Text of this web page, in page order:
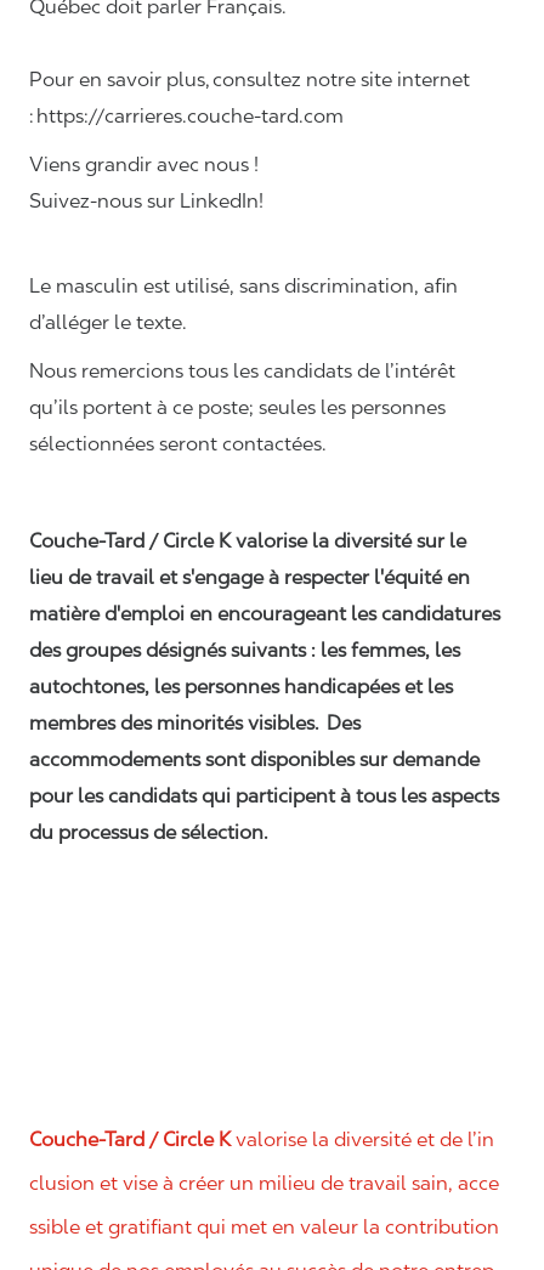
Québec doit parler Français.
Pour en savoir plus, consultez notre site internet
: https://carrieres.couche-tard.com
Viens grandir avec nous !
Suivez-nous sur LinkedIn!
Le masculin est utilisé, sans discrimination, afin
d’alléger le texte.
Nous remercions tous les candidats de l’intérêt
qu’ils portent à ce poste; seules les personnes
sélectionnées seront contactées.
Couche-Tard / Circle K valorise la diversité sur le
lieu de travail et s'engage à respecter l'équité en
matière d'emploi en encourageant les candidatures
des groupes désignés suivants : les femmes, les
autochtones, les personnes handicapées et les
membres des minorités visibles. Des
accommodements sont disponibles sur demande
pour les candidats qui participent à tous les aspects
du processus de sélection.
Couche-Tard / Circle Kvalorise la diversité et de l’in
clusion et vise à créer un milieu de travail sain, acce
ssible et gratifiant qui met en valeur la contribution